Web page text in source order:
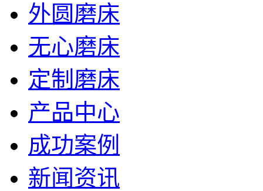
外圆磨床
无心磨床
定制磨床
产品中心
成功案例
新闻资讯